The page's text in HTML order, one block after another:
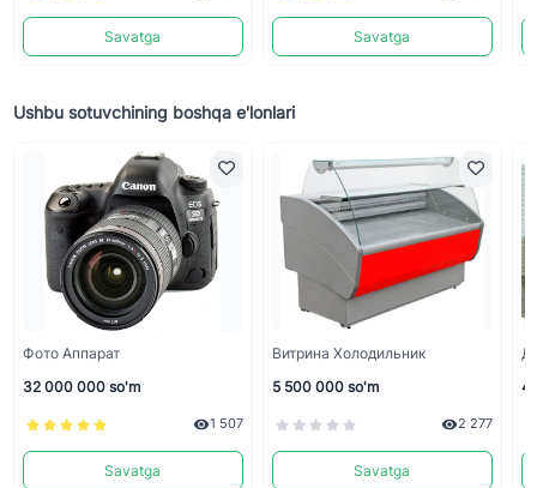
Savatga Savatga
Ushbu sotuvchining boshqa e'lonlari
Фото Аппарат
32 000 000 so'm
1 507
Savatga
Витрина Холодильник
5 500 000 so'm
2 277
Savatga
4